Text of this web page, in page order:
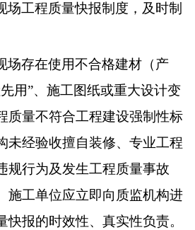
场工程质量快报制度，及时制
场存在使用不合格建材（产
用”、施工图纸或重大设计变
质量不符合工程建设强制性标
未经验收擅自装修、专业工程
规行为及发生工程质量事故
施工单位应立即向质监机构进
快报的时效性、真实性负责。